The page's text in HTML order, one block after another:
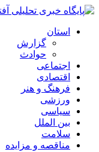
استان
گزارش
حوادث
اجتماعی
اقتصادی
فرهنگ و هنر
ورزشی
سیاسی
بین الملل
سلامت
مناقصه و مزایده